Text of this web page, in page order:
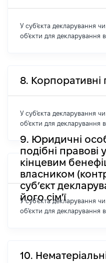
У суб'єкта декларування чи
об'єкти для декларування
8. Корпоративні
У суб'єкта декларування чи
об'єкти для декларування
9. Юридичні
подібні правові
кінцевим
власником
суб’єкт
його сім'ї
У суб'єкта декларування чи
об'єкти для декларування
10.